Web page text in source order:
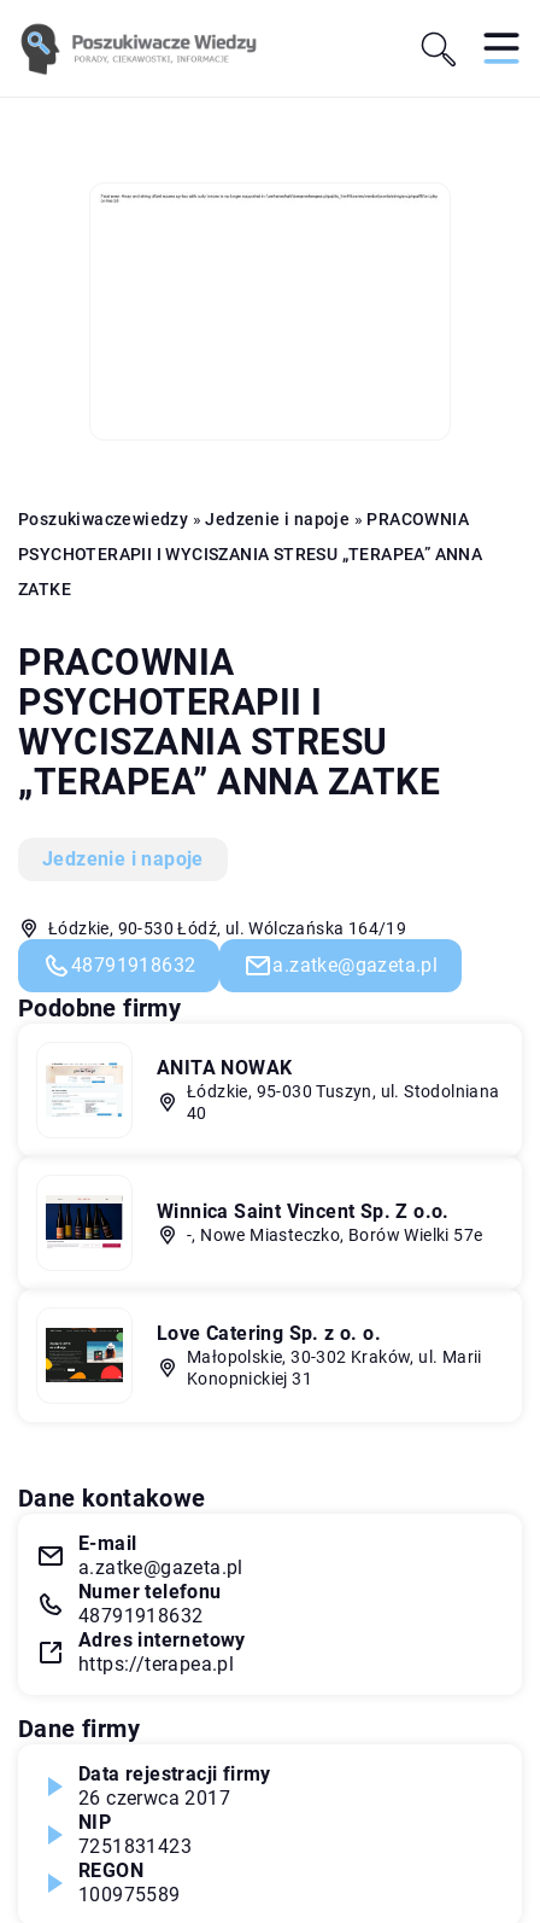
Poszukiwaczewiedzy »Jedzenie i napoje » PRACOWNIA
PSYCHOTERAPII I WYCISZANIA STRESU „TERAPEA” ANNA
ZATKE
PRACOWNIA
PSYCHOTERAPII I
WYCISZANIA STRESU
„TERAPEA” ANNA ZATKE
Jedzenie i napoje
Łódzkie, 90-530 Łódź, ul. Wólczańska 164/19
48791918632 a.zatke@gazeta.pl
Podobne firmy
ANITA NOWAK
Łódzkie, 95-030 Tuszyn, ul. Stodolniana
40
Winnica Saint Vincent Sp. Z o.o.
-, Nowe Miasteczko, Borów Wielki 57e
Love Catering Sp. z o. o.
Małopolskie, 30-302 Kraków, ul. Marii
Konopnickiej 31
Dane kontakowe
E-mail
a.zatke@gazeta.pl
Numer telefonu
48791918632
Adres internetowy
https://terapea.pl
Dane firmy
Data rejestracji firmy
26 czerwca 2017
NIP
7251831423
REGON
100975589